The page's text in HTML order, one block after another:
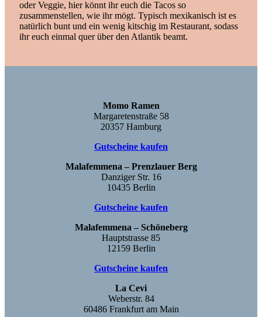
oder Veggie, hier könnt ihr euch die Tacos so
zusammenstellen, wie ihr mögt. Typisch mexikanisch ist es
natürlich bunt und ein wenig kitschig im Restaurant, sodass
ihr euch einmal quer über den Atlantik beamt.
Momo Ramen
Margaretenstraße 58
20357 Hamburg
Gutscheine kaufen
Malafemmena – Prenzlauer Berg
Danziger Str. 16
10435 Berlin
Gutscheine kaufen
Malafemmena – Schöneberg
Hauptstrasse 85
12159 Berlin
Gutscheine kaufen
La Cevi
Weberstr. 84
60486 Frankfurt am Main